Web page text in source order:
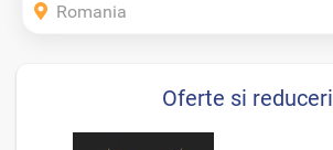
Romania
Oferte si reduceri